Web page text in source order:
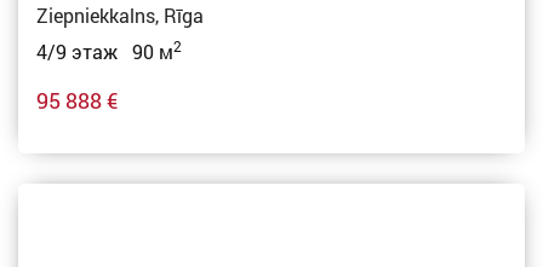
Ziepniekkalns, Rīga
4/9 этаж 90 м2
95 888 €